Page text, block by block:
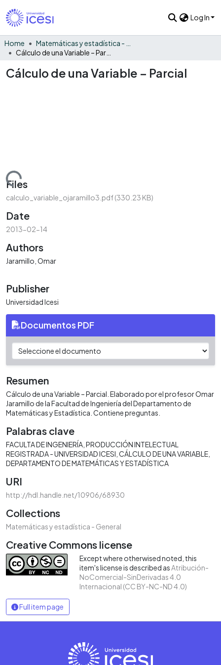
Log In
Home
Cálculo de una Variable – Parcial
Loading...
Files
calculo_variable_ojaramillo3.pdf(330.23 KB)
Date
2013-02-14
Authors
Jaramillo, Omar
Publisher
Universidad Icesi
Documentos PDF
Resumen
Cálculo de una Variable – Parcial. Elaborado por el profesor Omar
Jaramillo de la Facultad de Ingeniería del Departamento de
Matemáticas y Estadística. Contiene preguntas.
Palabras clave
FACULTA DE INGENIERÍA PRODUCCIÓN INTELECTUAL
REGISTRADA - UNIVERSIDAD ICESI CÁLCULO DE UNA VARIABLE
DEPARTAMENTO DE MATEMÁTICAS Y ESTADÍSTICA
URI
http://hdl.handle.net/10906/68930
Collections
Matemáticas y estadística - General
Creative Commons license
Except where otherwised noted, this
item's license is described asAtribución-
NoComercial-SinDerivadas 4.0
Internacional (CC BY-NC-ND 4.0)
Full item page